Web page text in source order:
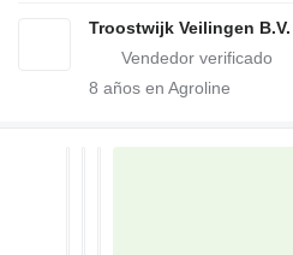
Troostwijk Veilingen B.V.
8 años en Agroline